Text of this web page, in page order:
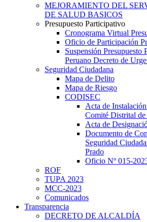
MEJORAMIENTO DEL
DE SALUD BASICOS
Presupuesto Participativo
Cronograma Virtual
Oficio de Participación
Suspensión
Peruano Decreto de
Seguridad Ciudadana
Mapa de Delito
Mapa de Riesgo
CODISEC
Acta de
Comité Distrital de
Acta de
Documento de
Seguridad
Prado
Oficio Nº 015-
ROF
TUPA 2023
MCC-2023
Comunicados
Transparencia
DECRETO DE ALCALDÍA